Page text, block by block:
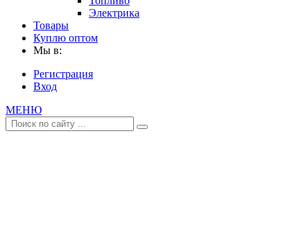
Электрика
Товары
Куплю оптом
Мы в:
Регистрация
Вход
МЕНЮ